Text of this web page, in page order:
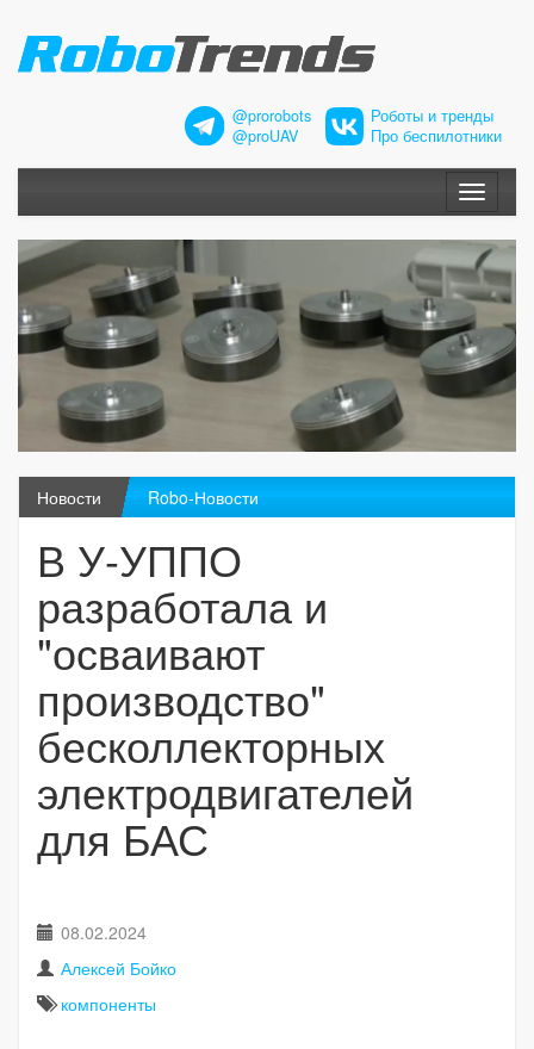
@prorobots
@proUAV
Роботы и тренды
Про беспилотники
Меню
Новости Robo-Новости
В У-УППО
разработала и
"осваивают
производство"
бесколлекторных
электродвигателей
для БАС
08.02.2024
Алексей Бойко
компоненты